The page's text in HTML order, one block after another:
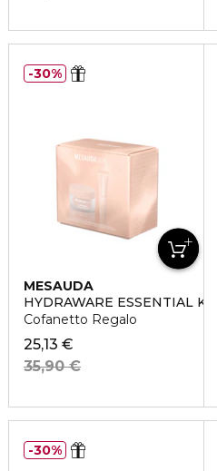
MESAUDA
HYDRAWARE ESSENTIAL KIT
Cofanetto Regalo
25,13 €
35,90 €
30%
30%